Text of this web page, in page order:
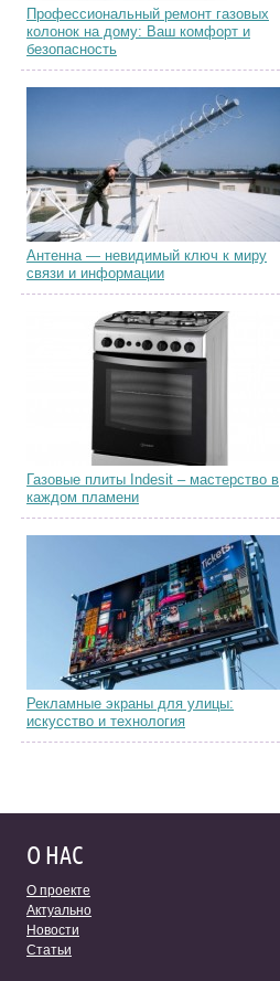
Профессиональный ремонт газовых
колонок на дому: Ваш комфорт и
безопасность
Антенна — невидимый ключ к миру
связи и информации
Газовые плиты Indesit – мастерство в
каждом пламени
Рекламные экраны для улицы:
искусство и технология
О НАС
О проекте
Актуально
Новости
Статьи